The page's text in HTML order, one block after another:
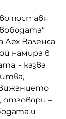
поставя
Лех Валенса
намира в
- казва
отговори –
и